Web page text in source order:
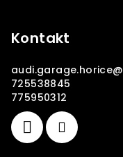
Kontakt
audi.garage.horice@
725538845
775950312